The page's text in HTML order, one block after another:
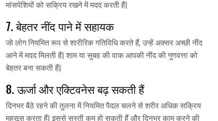
मांसपेशियों को सक्रिय रखने में मदद करती हैं|
7. बेहतर नींद पाने में सहायक
जो लोग नियमित रूप से शारीरिक गतिविधि करते हैं, उन्हें अक्सर अच्छी नींद
आने में मदद मिलती हैं| शाम या सुबह की वाक आपकी नींद की गुणवत्ता को
बेहतर बना सकती हैं|
8. ऊर्जा और एक्टिवनेस बढ़ सकती हैं
दिनभर बैठे रहने की तुलना में नियमित पैदल चलने से शरीर अधिक सक्रिय
महसूस करता हैं| इससे सुस्ती कम हो सकती हैं और दिनभर काम करने की